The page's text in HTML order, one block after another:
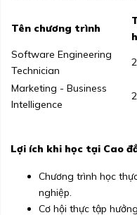
Tên chương trình
Software Engineering
Technician
Marketing - Business
Intelligence
Lợi ích khi học tại Cao
Chương trình học
nghiệp.
Cơ hội thực tập